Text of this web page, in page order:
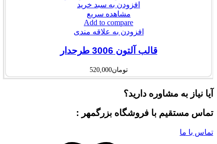
افزودن به سبد خرید
مشاهده سریع
Add to compare
افزودن به علاقه مندی
قالب آلتون 3006 طرحدار
تومان520,000
آیا نیاز به مشاوره دارید؟
تماس مستقیم با فروشگاه بزرگمهر :
تماس با ما